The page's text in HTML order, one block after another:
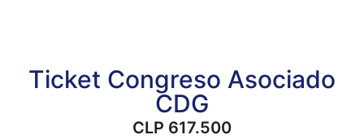
Ticket Congreso Asociado
CDG
CLP 617.500